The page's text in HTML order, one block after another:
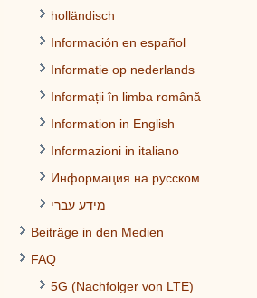
holländisch
Información en español
Informatie op nederlands
Informații în limba română
Information in English
Informazioni in italiano
Информация на русском
מידע עברי
Beiträge in den Medien
FAQ
5G (Nachfolger von LTE)